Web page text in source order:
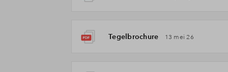
Tegelbrochure 13 mei 26